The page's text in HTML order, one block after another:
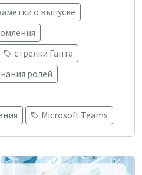
о выпуске
стрелки Ганта
ролей
Microsoft Teams